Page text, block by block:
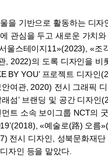
을 기반으로 활동하는 디자
관심을 두고 새로운 가치
울스테이지11»(2023), «조
, 2022)의 도록 디자인을 비
BY YOU’ 프로젝트 디자인
여관, 2020) 전시 그래픽
래섬’ 브랜딩 및 공간 디자인
트 소속 보이그룹 NCT의
«예술로(路) 오름
전시 디자인, 성북문화재단
자인 등을 맡았다.